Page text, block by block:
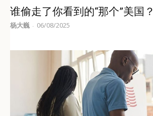
谁偷走了你看到的“那个”美国？
杨大巍 - 06/08/2025